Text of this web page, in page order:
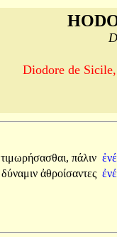
Diodore de
τιμωρήσασθαι, πάλιν
δύναμιν ἀθροίσαντες